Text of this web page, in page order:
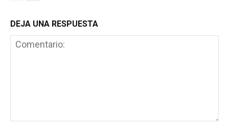
DEJA UNA RESPUESTA